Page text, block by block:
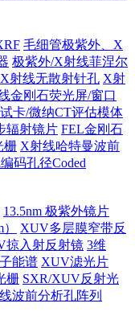
毛细管极紫外、X
极紫外/X射线菲涅尔
X射线无散射针孔 X射
金刚石荧光屏/窗口
卡/微纳CT评估模体
辐射镜片 FEL金刚石
栅 X射线哈特曼波前
码孔径Coded
13.5nm 极紫外镜片
XUV多层膜窄带反
掠入射反射镜 3维
能谱 XUV滤光片
栅 SXR/XUV反射光
波前分析孔阵列